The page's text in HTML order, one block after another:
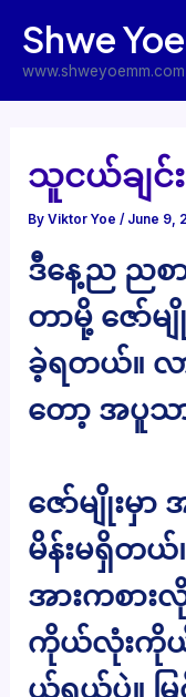
content
Shwe
www.shweyoemm.com
သူငယ်ချင်း
ByViktor Yoe/ June 9,
ဒီနေ့ည ညစ
တာမို့ ဇော်
ခဲ့ရတယ်။ လ
တော့ အပူသ
ဇော်မျိုး
မိန်းမရှိတ
အားကစား
ကိုယ်လုံးကို
ယ့်ရှယ်ပဲ။ မြ